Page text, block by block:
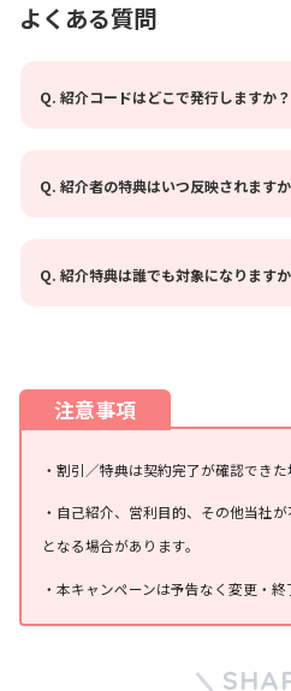
よくある質問
Q. 紹介コードはどこで発行しますか？
「紹介コード」と
Q. 紹介者の特典はいつ反映されますか
Q. 紹介特典は誰でも対象になりますか
注意事項
・割引／特典は契約完了が確認できた
・自己紹介、営利目的、その他当社
となる場合があります。
・本キャンペーンは予告なく変更・終